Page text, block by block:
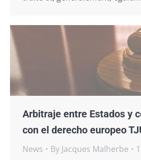
Arbitraje entre Estados y
con el derecho europeo
News By Jacques Malherbe